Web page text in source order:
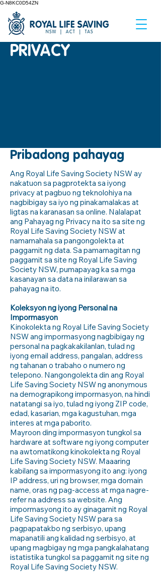
G-N8KC0D54ZN
PRIVACY
Pribadong pahayag
Ang Royal Life Saving Society NSW ay
nakatuon sa pagprotekta sa iyong
privacy at pagbuo ng teknolohiya na
nagbibigay sa iyo ng pinakamalakas at
ligtas na karanasan sa online. Nalalapat
ang Pahayag ng Privacy na ito sa site ng
Royal Life Saving Society NSW at
namamahala sa pangongolekta at
paggamit ng data. Sa pamamagitan ng
paggamit sa site ng Royal Life Saving
Society NSW, pumapayag ka sa mga
kasanayan sa data na inilarawan sa
pahayag na ito.
Koleksyon ng iyong Personal na
Impormasyon
Kinokolekta ng Royal Life Saving Society
NSW ang impormasyong nagbibigay ng
personal na pagkakakilanlan, tulad ng
iyong email address, pangalan, address
ng tahanan o trabaho o numero ng
telepono. Nangongolekta din ang Royal
Life Saving Society NSW ng anonymous
na demograpikong impormasyon, na hindi
natatangi sa iyo, tulad ng iyong ZIP code,
edad, kasarian, mga kagustuhan, mga
interes at mga paborito.
Mayroon ding impormasyon tungkol sa
hardware at software ng iyong computer
na awtomatikong kinokolekta ng Royal
Life Saving Society NSW. Maaaring
kabilang sa impormasyong ito ang: iyong
IP address, uri ng browser, mga domain
name, oras ng pag-access at mga nagre-
refer na address sa website. Ang
impormasyong ito ay ginagamit ng Royal
Life Saving Society NSW para sa
pagpapatakbo ng serbisyo, upang
mapanatili ang kalidad ng serbisyo, at
upang magbigay ng mga pangkalahatang
istatistika tungkol sa paggamit ng site ng
Royal Life Saving Society NSW.